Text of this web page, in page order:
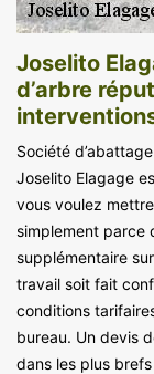
Joselito
d’arbre
Société
Joselito Elagage
vous voulez
simplement parce
supplémentaire
travail soit fait
conditions
bureau. Un devis
dans les plus